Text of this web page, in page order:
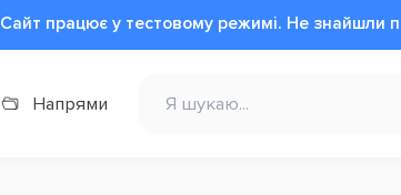
Сайт працює у тестовому режимі. Не знайшли
Напрями